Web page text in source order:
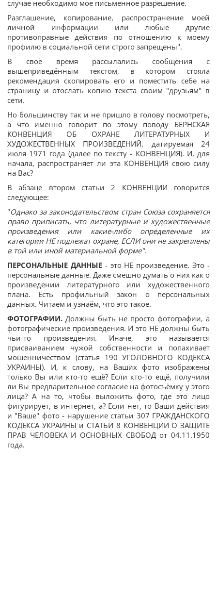
случае необходимо мое письменное разрешение.
Разглашение, копирование, распространение моей
личной информации или любые другие
противоправные действия по отношению к моему
профилю в социальной сети строго запрещены".
В своё время рассылались сообщения с
вышеприведённым текстом, в котором стояла
рекомендация скопировать его и поместить себе на
страницу и отослать копию текста своим "друзьям" в
сети.
Но большинству так и не пришло в голову посмотреть,
а что именно говорит по этому поводу БЕРНСКАЯ
КОНВЕНЦИЯ ОБ ОХРАНЕ ЛИТЕРАТУРНЫХ И
ХУДОЖЕСТВЕННЫХ ПРОИЗВЕДЕНИЙ, датируемая 24
июля 1971 года (далее по тексту - КОНВЕНЦИЯ). И, для
начала, распространяет ли эта КОНВЕНЦИЯ свою силу
на Вас?
В абзаце втором статьи 2 КОНВЕНЦИИ говорится
следующее:
"Однако за законодательством стран Союза сохраняется
право приписать, что литературные и художественные
произведения или какие-либо определенные их
категории НЕ подлежат охране, ЕСЛИ они не закреплены
в той или иной материальной форме".
ПЕРСОНАЛЬНЫЕ ДАННЫЕ- это НЕ произведение. Это -
персональные данные. Даже смешно думать о них как о
произведении литературного или художественного
плана. Есть профильный закон о персональных
данных. Читаем и узнаём, что это такое.
ФОТОГРАФИИ. Должны быть не просто фотографии, а
фотографические произведения. И это НЕ должны быть
чьи-то произведения. Иначе, это называется
присваиванием чужой собственности и попахивает
мошенничеством (статья 190 УГОЛОВНОГО КОДЕКСА
УКРАИНЫ). И, к слову, на Ваших фото изображены
только Вы или кто-то ещё? Если кто-то ещё, получили
ли Вы предварительное согласие на фотосъёмку у этого
лица? А на то, чтобы выложить фото, где это лицо
фигурирует, в интернет, а? Если нет, то Ваши действия
и "Ваше" фото - нарушение статьи 307 ГРАЖДАНСКОГО
КОДЕКСА УКРАИНЫ и СТАТЬИ 8 КОНВЕНЦИИ О ЗАЩИТЕ
ПРАВ ЧЕЛОВЕКА И ОСНОВНЫХ СВОБОД от 04.11.1950
года.